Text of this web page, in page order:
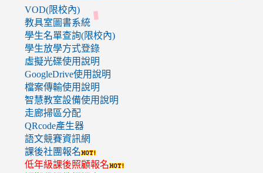
VOD(限校內)
教具室圖書系統
學生名單查詢(限校內)
學生放學方式登錄
虛擬光碟使用說明
GoogleDrive使用說明
檔案傳輸使用說明
智慧教室設備使用說明
走廊掃區分配
QRcode產生器
語文競賽資訊網
課後社團報名
低年級課後照顧報名